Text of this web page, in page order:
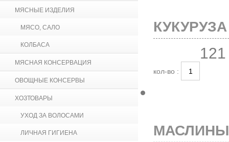
МЯСНЫЕ ИЗДЕЛИЯ
МЯСО, САЛО
КОЛБАСА
МЯСНАЯ КОНСЕРВАЦИЯ
ОВОЩНЫЕ КОНСЕРВЫ
ХОЗТОВАРЫ
УХОД ЗА ВОЛОСАМИ
ЛИЧНАЯ ГИГИЕНА
кол-во :
МАСЛИНЫ